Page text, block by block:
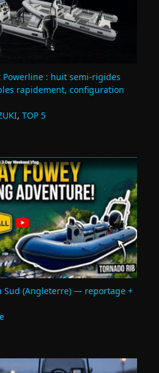
Powerline : huit semi‑rigides
rapidement, configuration
, TOP 5
Sud (Angleterre) — reportage +